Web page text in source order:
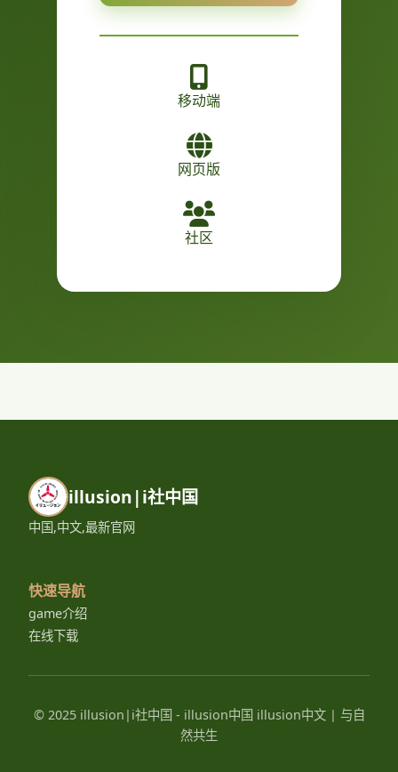
移动端
网页版
社区
illusion|i社中国
中国,中文,最新官网
快速导航
game介绍
在线下载
© 2025 illusion|i社中国 - illusion中国 illusion中文 | 与自
然共生